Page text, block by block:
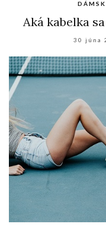
Aká kabelka
30 júna